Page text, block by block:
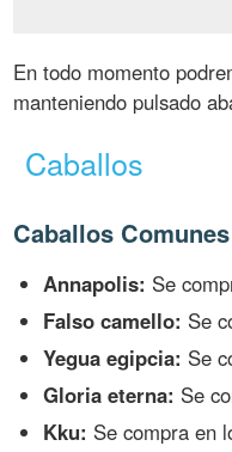
En todo momento
manteniendo pulsado
Caballos
Caballos Comunes
Annapolis: Se
Falso camello: Se
Yegua egipcia: Se
Gloria eterna: Se
Kku: Se compra en